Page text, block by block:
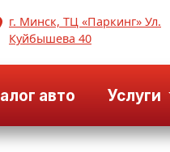
г. Минск, ТЦ «Паркинг» Ул.
Куйбышева 40
авто Услуги